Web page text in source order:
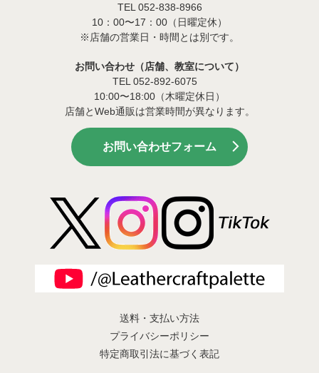
TEL 052-838-8966
10：00〜17：00（日曜定休）
※店舗の営業日・時間とは別です。
お問い合わせ（店舗、教室について）
TEL 052-892-6075
10:00〜18:00（木曜定休日）
店舗とWeb通販は営業時間が異なります。
お問い合わせフォーム
送料・支払い方法
プライバシーポリシー
特定商取引法に基づく表記